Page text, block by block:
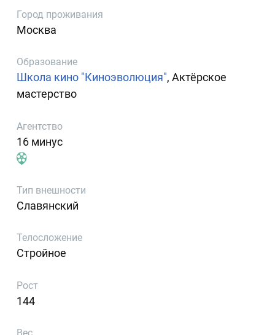
Город проживания
Москва
Образование
Школа кино "Киноэволюция", Актёрское
мастерство
Агентство
16 минус
Тип внешности
Славянский
Телосложение
Стройное
Рост
144